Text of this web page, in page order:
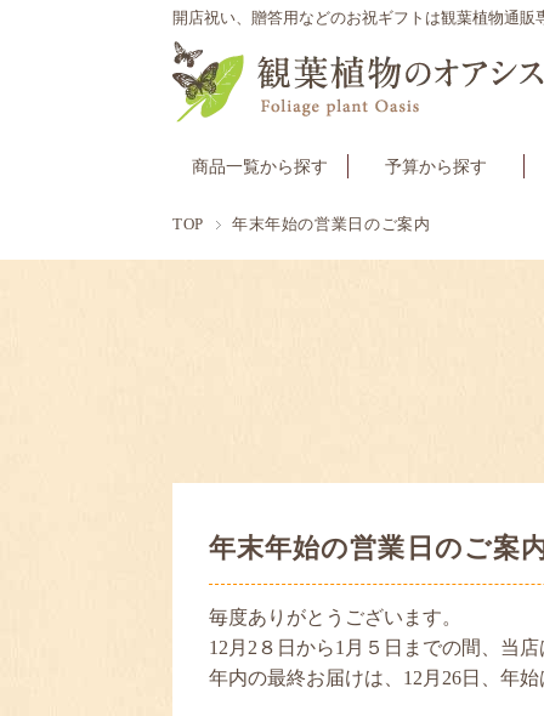
開店祝い、贈答用などのお祝ギフトは観葉植物通販
商品一覧から探す 予算から探す
TOP 年末年始の営業日のご案内
年末年始の営業日のご案
毎度ありがとうございます。
12月2８日から1月５日までの間、当
年内の最終お届けは、12月26日、年